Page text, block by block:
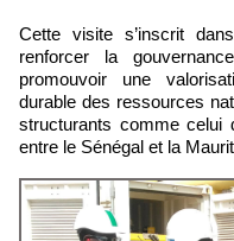
Cette visite s’inscrit
renforcer la
promouvoir une
durable des ressources
structurants comme celui
entre le Sénégal et la